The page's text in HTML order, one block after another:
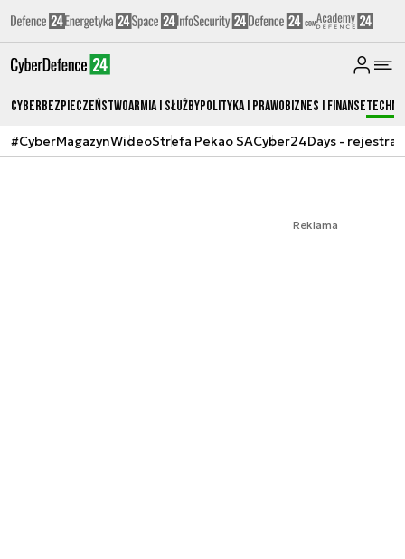
CyberbezpieczeństwoArmia i SłużbyPolityka i prawoBiznes i Finanse
#CyberMagazynWideoStrefa Pekao SACyber24Days -
Reklama